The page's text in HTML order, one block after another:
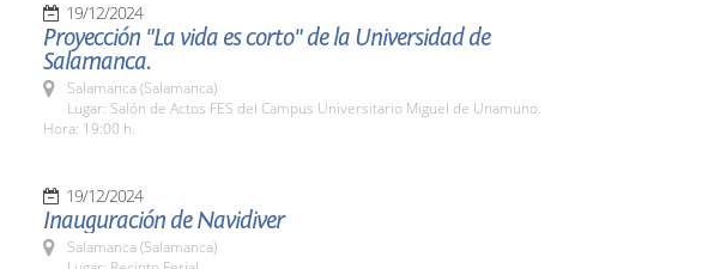
19/12/2024
Proyección "La vida es corto" de la Universidad de
Salamanca.
Salamanca (Salamanca)
Lugar: Salón de Actos FES del Campus Universitario Miguel de Unamuno.
Hora: 19:00 h.
19/12/2024
Inauguración de Navidiver
Salamanca (Salamanca)